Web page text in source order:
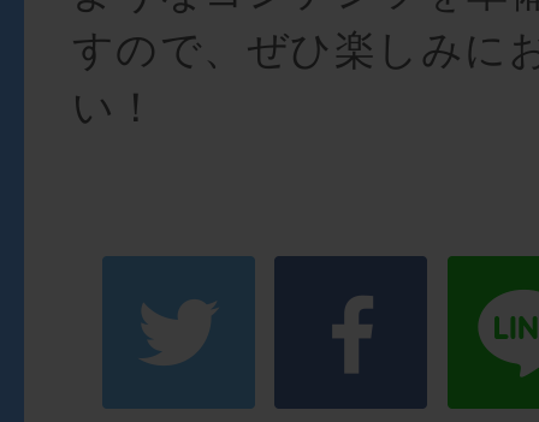
すので、ぜひ楽しみに
い！